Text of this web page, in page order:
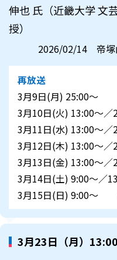
伸也 氏（近畿大学 文
授）
2026/02/14 帝塚
再放送
3月9日(月) 25:00～
3月10日(火) 13:00～／
3月11日(水) 13:00～／
3月12日(木) 13:00～／
3月13日(金) 13:00～／
3月14日(土) 9:00～／
3月15日(日) 9:00～
3月23日（月）